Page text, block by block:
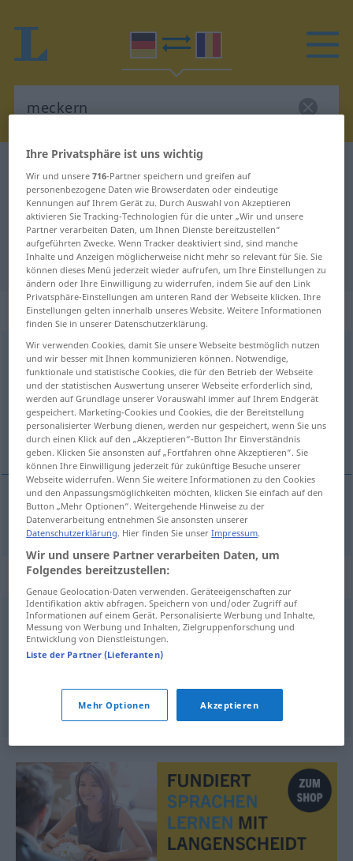
Deutsch-Rumänisch Übersetzung
für "meckern"
"meckern" Rumänisch Übersetzung
„meckern“: intransitives Verb
meckernv/i UMG
Übersicht aller Übersetzungen
(Für mehr Details die Übersetzung anklicken/antippen)
a cârti
cârti meckern schimpfen
Synonyme für "meckern"
(sich) beklagen,reklamieren (schweiz.),(sich)
beschweren,quengeln (ugs.)
© OpenThesaurus.de
Ihre Privatsphäre ist uns wichtig
Wir und unsere716-Partner speichern und greifen auf
personenbezogene Daten wie Browserdaten oder eindeutige
Kennungen auf Ihrem Gerät zu. Durch Auswahl von Akzeptieren
aktivieren Sie Tracking-Technologien für die unter „Wir und unsere
Partner verarbeiten Daten, um Ihnen Dienste bereitzustellen“
aufgeführten Zwecke. Wenn Tracker deaktiviert sind, sind manche
Inhalte und Anzeigen möglicherweise nicht mehr so relevant für Sie. Sie
können dieses Menü jederzeit wieder aufrufen, um Ihre Einstellungen zu
ändern oder Ihre Einwilligung zu widerrufen, indem Sie auf den Link
Privatsphäre-Einstellungen am unteren Rand der Webseite klicken. Ihre
Einstellungen gelten innerhalb unseres Website. Weitere Informationen
finden Sie in unserer Datenschutzerklärung.
Wir verwenden Cookies, damit Sie unsere Webseite bestmöglich nutzen
und wir besser mit Ihnen kommunizieren können. Notwendige,
funktionale und statistische Cookies, die für den Betrieb der Webseite
und der statistischen Auswertung unserer Webseite erforderlich sind,
werden auf Grundlage unserer Vorauswahl immer auf Ihrem Endgerät
gespeichert. Marketing-Cookies und Cookies, die der Bereitstellung
personalisierter Werbung dienen, werden nur gespeichert, wenn Sie uns
durch einen Klick auf den „Akzeptieren“-Button Ihr Einverständnis
geben. Klicken Sie ansonsten auf „Fortfahren ohne Akzeptieren“. Sie
können Ihre Einwilligung jederzeit für zukünftige Besuche unserer
Webseite widerrufen. Wenn Sie weitere Informationen zu den Cookies
und den Anpassungsmöglichkeiten möchten, klicken Sie einfach auf den
Button „Mehr Optionen“. Weitergehende Hinweise zu der
Datenverarbeitung entnehmen Sie ansonsten unserer
Datenschutzerklärung. Hier finden Sie unserImpressum.
Wir und unsere Partner verarbeiten Daten, um
Folgendes bereitzustellen:
Genaue Geolocation-Daten verwenden. Geräteeigenschaften zur
Identifikation aktiv abfragen. Speichern von und/oder Zugriff auf
Informationen auf einem Gerät. Personalisierte Werbung und Inhalte,
Messung von Werbung und Inhalten, Zielgruppenforschung und
Entwicklung von Dienstleistungen.
Liste der Partner (Lieferanten)
Mehr Optionen Akzeptieren